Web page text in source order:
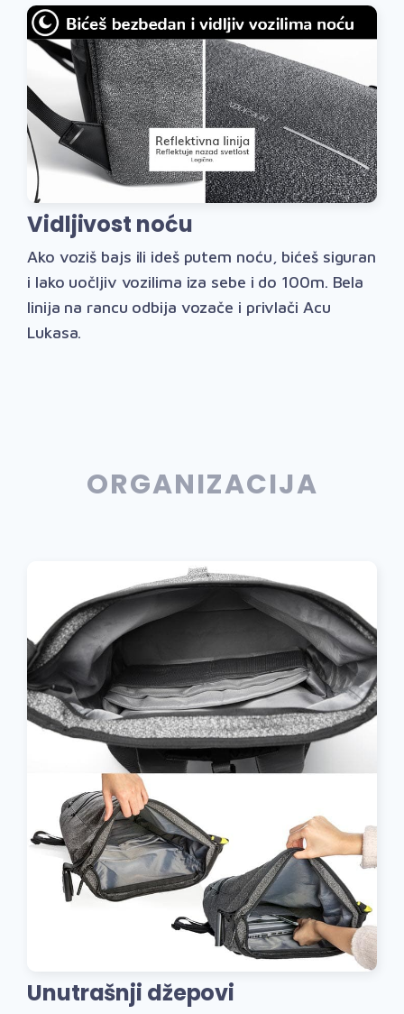
Vidljivost noću
Ako voziš bajs ili ideš putem noću, bićeš siguran
i lako uočljiv vozilima iza sebe i do 100m. Bela
linija na rancu odbija vozače i privlači Acu
Lukasa.
ORGANIZACIJA
Unutrašnji džepovi